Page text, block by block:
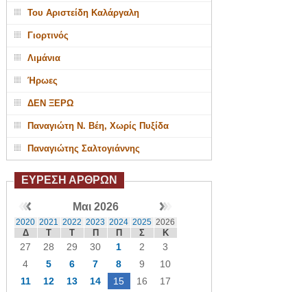
Του Αριστείδη Καλάργαλη
Γιορτινός
Λιμάνια
Ήρωες
ΔΕΝ ΞΕΡΩ
Παναγιώτη Ν. Βέη, Χωρίς Πυξίδα
Παναγιώτης Σαλτογιάννης
ΕΥΡΕΣΗ ΑΡΘΡΩΝ
Μαι 2026
2020 2021 2022 2023 2024 2025 2026
Δ Τ Τ Π Π Σ Κ
27 28 29 30 1 2
3
4
5 6 7 8 9
10
11
12 13 14 15 16
17